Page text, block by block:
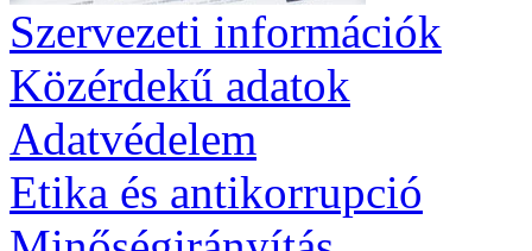
Szervezeti információk
Közérdekű adatok
Adatvédelem
Etika és antikorrupció